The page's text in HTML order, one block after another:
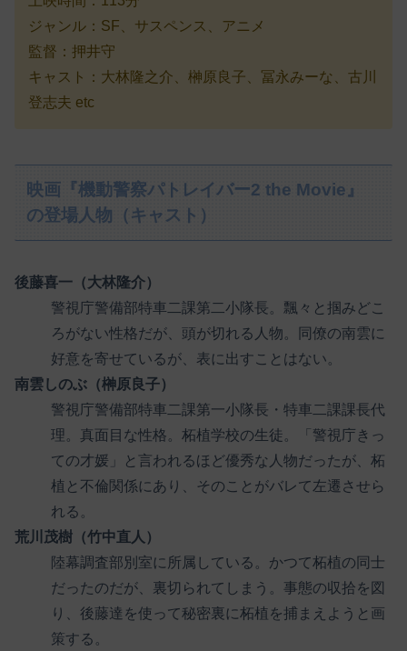
ジャンル：SF、サスペンス、アニメ
監督：押井守
キャスト：大林隆之介、榊原良子、冨永みーな、古川
登志夫 etc
映画『機動警察パトレイバー2 the Movie』
の登場人物（キャスト）
後藤喜一（大林隆介）
警視庁警備部特車二課第二小隊長。飄々と掴みどこ
ろがない性格だが、頭が切れる人物。同僚の南雲に
好意を寄せているが、表に出すことはない。
南雲しのぶ（榊原良子）
警視庁警備部特車二課第一小隊長・特車二課課長代
理。真面目な性格。柘植学校の生徒。「警視庁きっ
ての才媛」と言われるほど優秀な人物だったが、柘
植と不倫関係にあり、そのことがバレて左遷させら
れる。
荒川茂樹（竹中直人）
陸幕調査部別室に所属している。かつて柘植の同士
だったのだが、裏切られてしまう。事態の収拾を図
り、後藤達を使って秘密裏に柘植を捕まえようと画
策する。